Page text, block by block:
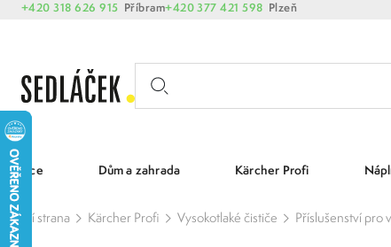
+420 318 626 915 Příbram+420 377 421 598 Plzeň
Akce Dům a zahrada Kärcher Profi
Hlavní strana Kärcher Profi Vysokotlaké čističe Příslušenství pro